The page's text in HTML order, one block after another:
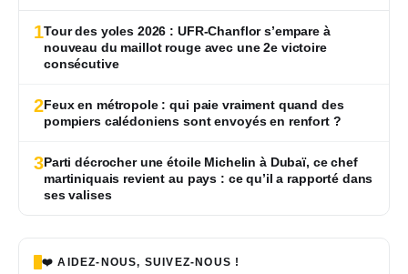
1Tour des yoles 2026 : UFR-Chanflor s’empare à
nouveau du maillot rouge avec une 2e victoire
consécutive
2Feux en métropole : qui paie vraiment quand des
pompiers calédoniens sont envoyés en renfort ?
3Parti décrocher une étoile Michelin à Dubaï, ce chef
martiniquais revient au pays : ce qu’il a rapporté dans
ses valises
❤️ AIDEZ-NOUS, SUIVEZ-NOUS !